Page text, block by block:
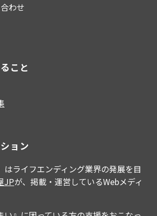
わせ
こと
ョン
はライフエンディング業界の発展を目
JPが、掲載・運営しているWebメディ